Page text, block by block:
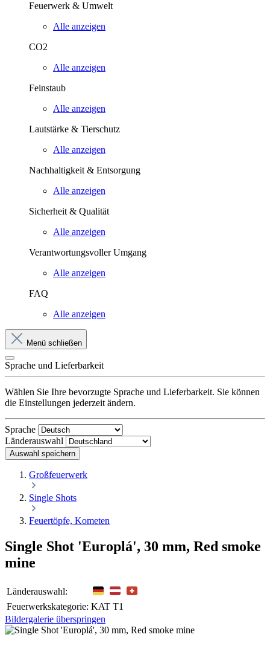
Feuerwerk & Umwelt
Alle anzeigen
CO2
Alle anzeigen
Feinstaub
Alle anzeigen
Lautstärke & Tierschutz
Alle anzeigen
Nachhaltigkeit & Entsorgung
Alle anzeigen
Sicherheit & Qualität
Alle anzeigen
Verantwortungsvoller Umgang
Alle anzeigen
FAQ
Alle anzeigen
Menü schließen
Sprache und Lieferbarkeit
Wählen Sie Ihre bevorzugte Sprache und Lieferbarkeit. Sie können
die Einstellungen jederzeit ändern.
Sprache
Länderauswahl
Auswahl speichern
Großfeuerwerk
Single Shots
Feuertöpfe, Kometen
Single Shot 'Europlá', 30 mm, Red smoke
mine
Länderauswahl:
Feuerwerkskategorie: KAT T1
Bildergalerie überspringen